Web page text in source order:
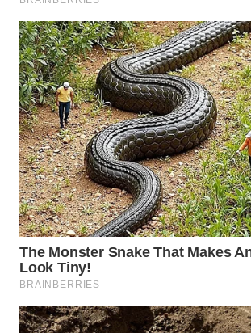
WN
PADANG
LAWAS
WN
SUMEDANG
WN
CIANJUR
WN
KEPULAUAN
SERIBU
WN
TANGERANG